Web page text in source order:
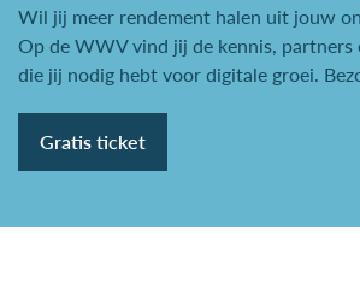
Wil jij meer rendement halen uit jouw
Op de WWV vind jij de kennis, partners
die jij nodig hebt voor digitale groei.
Gratis ticket